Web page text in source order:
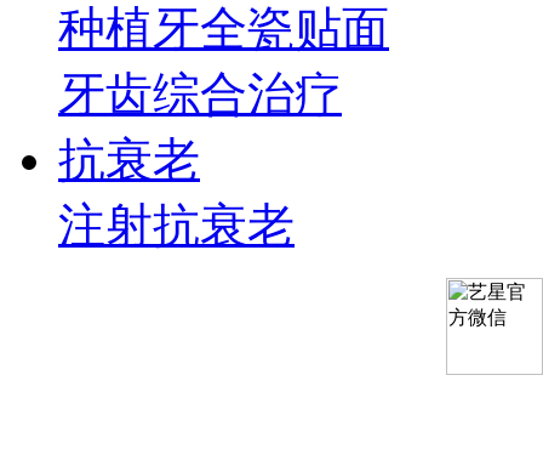
种植牙全瓷贴面
牙齿综合治疗
抗衰老
注射抗衰老